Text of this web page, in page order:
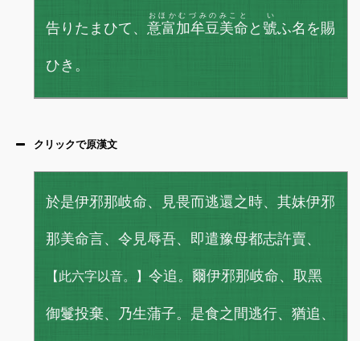
告りたまひて、 意富加牟豆美命
おほかむづみのみこと
と號
い
ふ名を賜
ひき。
クリックで原漢文
於是伊邪那岐命、見畏而逃還之時、其妹伊邪
那美命言、令見辱吾、即遣豫母都志許賣、
【此六字以音。】 令追。爾伊邪那岐命、取黑
御鬘投棄、乃生蒲子。是食之間逃行、猶追、